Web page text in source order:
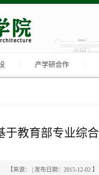
产学研合作
教育部专业综
【来源： | 发布日期：2015-12-02 】